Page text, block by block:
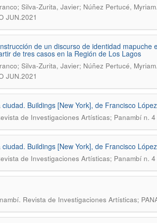
Silva-Zurita, Javier; Núñez Pertucé, Myriam.
JUN.2021
de un discurso de identidad mapuche
de tres casos en la Región de Los Lagos
Silva-Zurita, Javier; Núñez Pertucé, Myriam.
JUN.2021
Buildings [New York], de Francisco López
de Investigaciones Artísticas; Panambí n.
Buildings [New York], de Francisco López
de Investigaciones Artísticas; Panambí n.
Revista de Investigaciones Artísticas;